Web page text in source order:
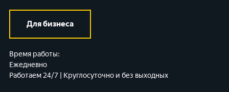
Для бизнеса
Время работы:
Ежедневно
Работаем 24/7 | Круглосуточно и без выходных